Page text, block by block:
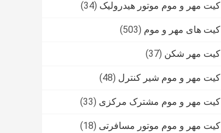
کیت مهر و موم موتور هیدرولیک (34)
کیت های مهر و موم (503)
کیت مهر شکن (37)
کیت مهر و موم شیر کنترل (48)
کیت مهر و موم مشترک مرکزی (33)
کیت مهر و موم موتور مسافرتی (18)